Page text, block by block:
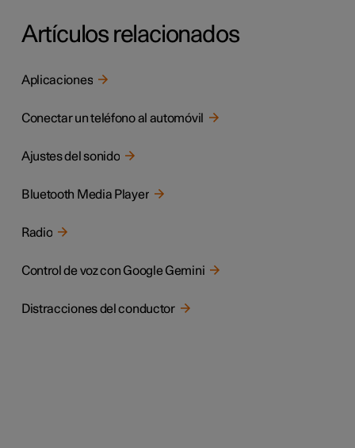
Artículos relacionados
Aplicaciones
Conectar un teléfono al automóvil
Ajustes del sonido
Bluetooth Media Player
Radio
Control de voz con Google Gemini
Distracciones del conductor